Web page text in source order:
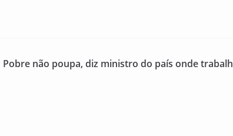
Pobre não poupa, diz ministro do país onde